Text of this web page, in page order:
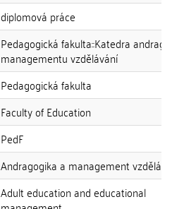
diplomová práce
Pedagogická fakulta::Katedra
managementu vzdělávání
Pedagogická fakulta
Faculty of Education
PedF
Andragogika a management
Adult education and educational